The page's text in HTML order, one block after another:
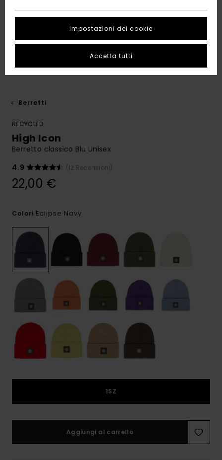
Berretti
RECYCLED
High Icon
Berretto classico Blu Unisex
4.9
(12 Recensioni)
22,00 €
Colori Eclipse Navy
1SZ
Aggiungi al carrello
Impostazioni dei cookie
Accetta tutti